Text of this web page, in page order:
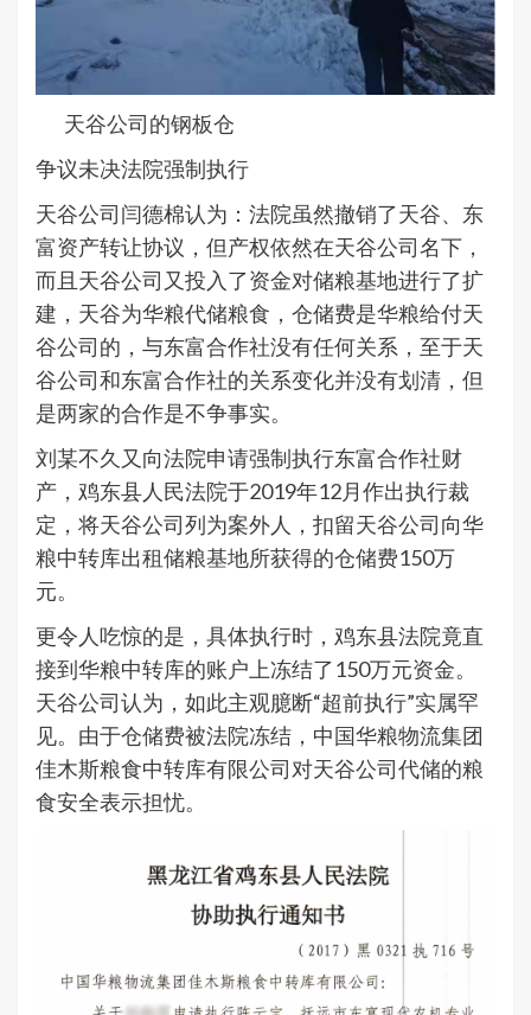
天谷公司的钢板仓
争议未决法院强制执行
天谷公司闫德棉认为：法院虽然撤销了天谷、东
富资产转让协议，但产权依然在天谷公司名下，
而且天谷公司又投入了资金对储粮基地进行了扩
建，天谷为华粮代储粮食，仓储费是华粮给付天
谷公司的，与东富合作社没有任何关系，至于天
谷公司和东富合作社的关系变化并没有划清，但
是两家的合作是不争事实。
刘某不久又向法院申请强制执行东富合作社财
产，鸡东县人民法院于2019年12月作出执行裁
定，将天谷公司列为案外人，扣留天谷公司向华
粮中转库出租储粮基地所获得的仓储费150万
元。
更令人吃惊的是，具体执行时，鸡东县法院竟直
接到华粮中转库的账户上冻结了150万元资金。
天谷公司认为，如此主观臆断“超前执行”实属罕
见。由于仓储费被法院冻结，中国华粮物流集团
佳木斯粮食中转库有限公司对天谷公司代储的粮
食安全表示担忧。